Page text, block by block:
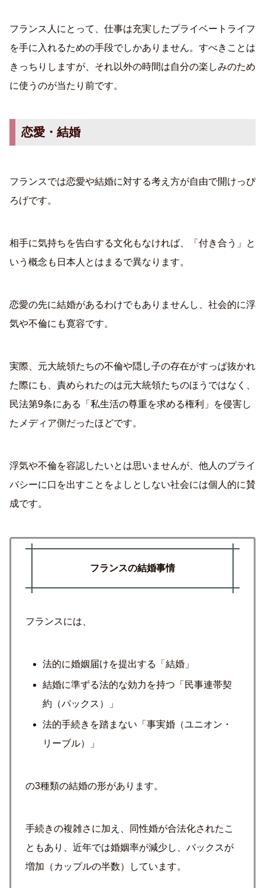
フランス人にとって、仕事は充実したプライベートライフ
を手に入れるための手段でしかありません。すべきことは
きっちりしますが、それ以外の時間は自分の楽しみのため
に使うのが当たり前です。
恋愛・結婚
フランスでは恋愛や結婚に対する考え方が自由で開けっぴ
ろげです。
相手に気持ちを告白する文化もなければ、「付き合う」と
いう概念も日本人とはまるで異なります。
恋愛の先に結婚があるわけでもありませんし、社会的に浮
気や不倫にも寛容です。
実際、元大統領たちの不倫や隠し子の存在がすっぱ抜かれ
た際にも、責められたのは元大統領たちのほうではなく、
民法第9条にある「私生活の尊重を求める権利」を侵害し
たメディア側だったほどです。
浮気や不倫を容認したいとは思いませんが、他人のプライ
バシーに口を出すことをよしとしない社会には個人的に賛
成です。
フランスの結婚事情
フランスには、
法的に婚姻届けを提出する「結婚」
結婚に準ずる法的な効力を持つ「民事連帯契
約（パックス）」
法的手続きを踏まない「事実婚（ユニオン・
リーブル）」
の3種類の結婚の形があります。
手続きの複雑さに加え、同性婚が合法化されたこ
ともあり、近年では婚姻率が減少し、パックスが
増加（カップルの半数）しています。